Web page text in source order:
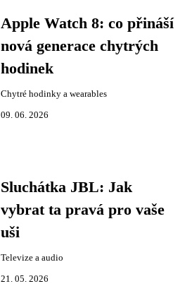
Apple Watch 8: co přináší
nová generace chytrých
hodinek
Chytré hodinky a wearables
09. 06. 2026
Sluchátka JBL: Jak
vybrat ta pravá pro vaše
uši
Televize a audio
21. 05. 2026